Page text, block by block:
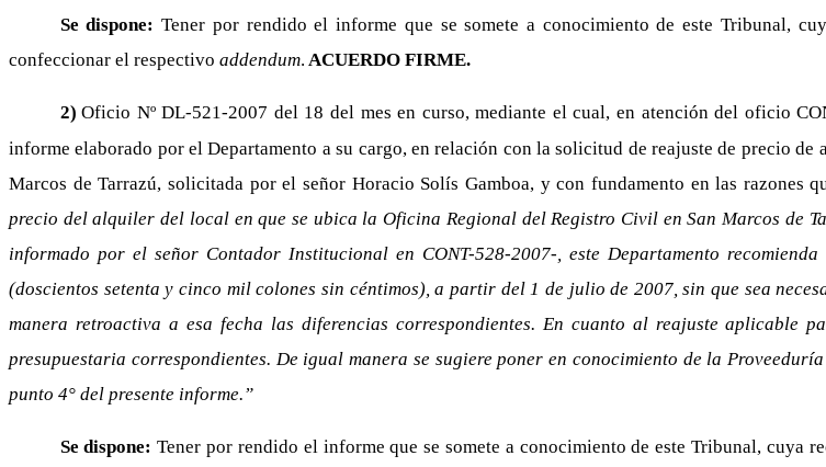
Se dispone:Tener por rendido el informe que se somete a conocimiento de este Tribunal,
confeccionar el respectivo addendum. ACUERDO FIRME.
2) Oficio Nº DL-521-2007 del 18 del mes en curso, mediante el cual, en atención del oficio
informe elaborado por el Departamento a su cargo, en relación con la solicitud de reajuste de precio
Marcos de Tarrazú, solicitada por el señor Horacio Solís Gamboa, y con fundamento en las razones
precio del alquiler del local en que se ubica la Oficina Regional del Registro Civil en San Marcos de
informado por el señor Contador Institucional en CONT-528-2007-, este Departamento
(doscientos setenta y cinco mil colones sin céntimos), a partir del 1 de julio de 2007, sin que sea
manera retroactiva a esa fecha las diferencias correspondientes. En cuanto al reajuste aplicable
presupuestaria correspondientes. De igual manera se sugiere poner en conocimiento de la
punto 4° del presente informe.”
Se dispone:Tener por rendido el informe que se somete a conocimiento de este Tribunal, cuya